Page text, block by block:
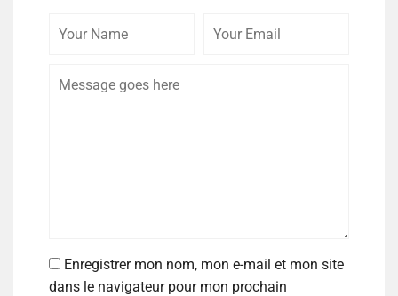
Enregistrer mon nom, mon e-mail et mon site
dans le navigateur pour mon prochain